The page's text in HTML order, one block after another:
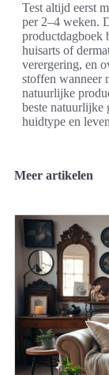
Test altijd eerst
per 2–4 weken.
productdagboek
huisarts of
verergering, en
stoffen wanneer
natuurlijke
beste natuurlijke
huidtype en
Meer artikelen